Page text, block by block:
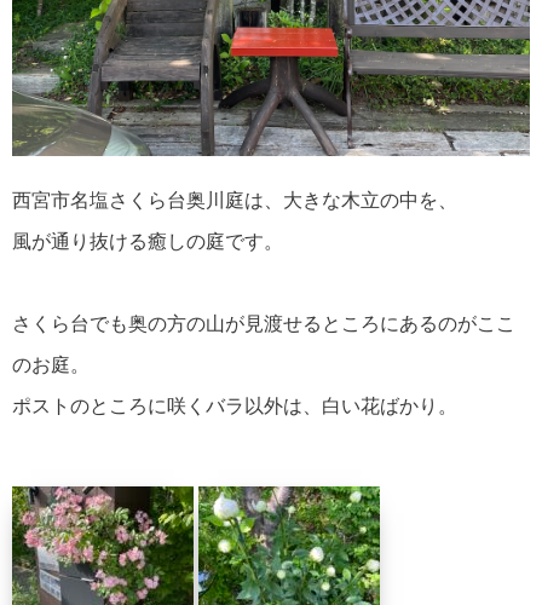
西宮市名塩さくら台奥川庭は、大きな木立の中を、
風が通り抜ける癒しの庭です。
さくら台でも奥の方の山が見渡せるところにあるのがここ
のお庭。
ポストのところに咲くバラ以外は、白い花ばかり。